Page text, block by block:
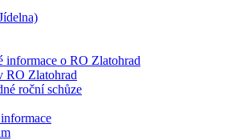
informace o RO Zlatohrad
RO Zlatohrad
roční schůze